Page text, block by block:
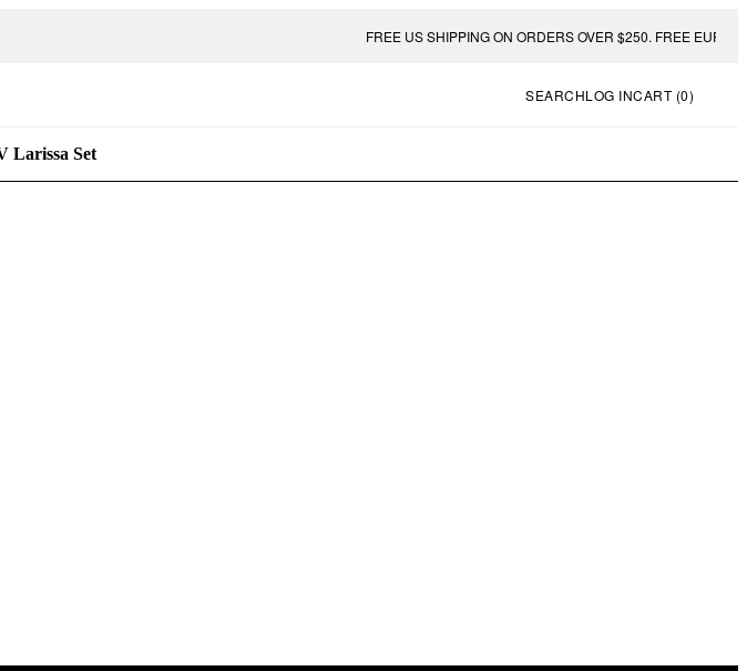
FREE US SHIPPING ON ORDERS OVER $250. FREE EUROPE
SEARCHLOG INCART (0)
Larissa Set